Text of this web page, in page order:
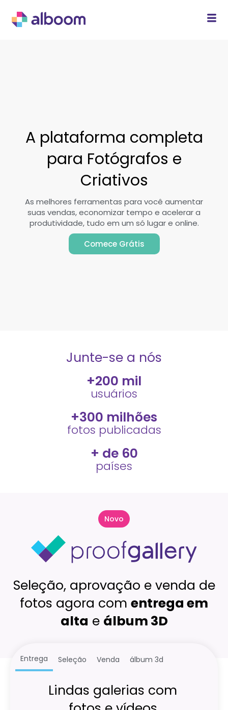
A plataforma completa
para Fotógrafos e
Criativos
As melhores ferramentas para você aumentar
suas vendas, economizar tempo e acelerar a
produtividade, tudo em um só lugar e online.
Comece Grátis
Junte-se a nós
usuários
+200 mil
fotos publicadas
+300 milhões
países
+ de 60
Novo
Seleção, aprovação e venda de
fotos agora com entrega em
alta e álbum 3D
Entrega Seleção Venda álbum 3d
Lindas galerias com